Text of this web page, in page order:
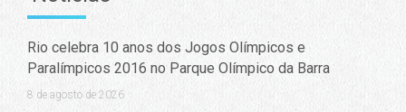
Rio celebra 10 anos dos Jogos Olímpicos e
Paralímpicos 2016 no Parque Olímpico da Barra
8 de agosto de 2026